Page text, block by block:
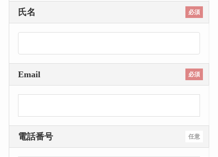
必須
氏名
必須
Email
任意
電話番号